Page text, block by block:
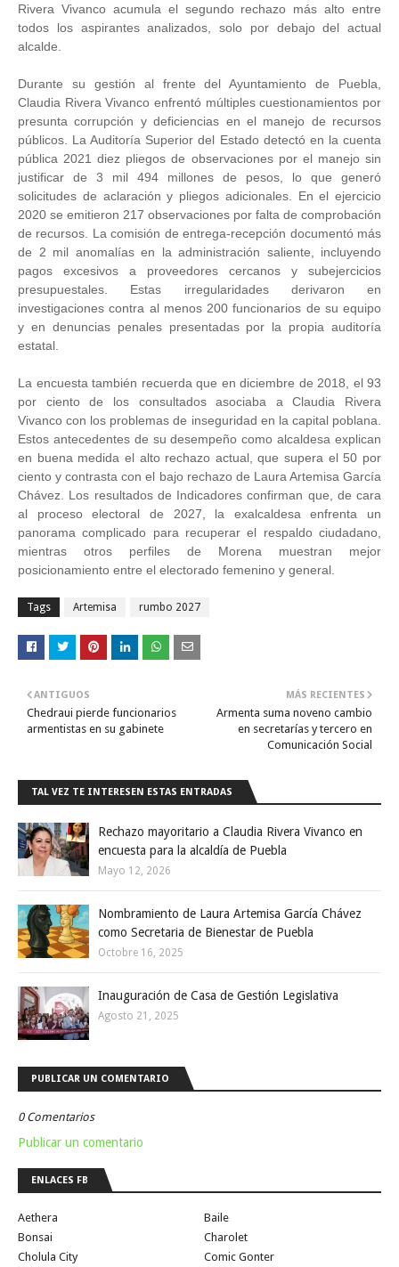
Rivera Vivanco acumula el segundo rechazo más alto entre
todos los aspirantes analizados, solo por debajo del actual
alcalde.
Durante su gestión al frente del Ayuntamiento de Puebla,
Claudia Rivera Vivanco enfrentó múltiples cuestionamientos por
presunta corrupción y deficiencias en el manejo de recursos
públicos. La Auditoría Superior del Estado detectó en la cuenta
pública 2021 diez pliegos de observaciones por el manejo sin
justificar de 3 mil 494 millones de pesos, lo que generó
solicitudes de aclaración y pliegos adicionales. En el ejercicio
2020 se emitieron 217 observaciones por falta de comprobación
de recursos. La comisión de entrega-recepción documentó más
de 2 mil anomalías en la administración saliente, incluyendo
pagos excesivos a proveedores cercanos y subejercicios
presupuestales. Estas irregularidades derivaron en
investigaciones contra al menos 200 funcionarios de su equipo
y en denuncias penales presentadas por la propia auditoría
estatal.
La encuesta también recuerda que en diciembre de 2018, el 93
por ciento de los consultados asociaba a Claudia Rivera
Vivanco con los problemas de inseguridad en la capital poblana.
Estos antecedentes de su desempeño como alcaldesa explican
en buena medida el alto rechazo actual, que supera el 50 por
ciento y contrasta con el bajo rechazo de Laura Artemisa García
Chávez. Los resultados de Indicadores confirman que, de cara
al proceso electoral de 2027, la exalcaldesa enfrenta un
panorama complicado para recuperar el respaldo ciudadano,
mientras otros perfiles de Morena muestran mejor
posicionamiento entre el electorado femenino y general.
Tags Artemisa rumbo 2027
MÁS RECIENTES
Armenta suma noveno cambio
en secretarías y tercero en
Comunicación Social
ANTIGUOS
Chedraui pierde funcionarios
armentistas en su gabinete
TAL VEZ TE INTERESEN ESTAS ENTRADAS
Rechazo mayoritario a Claudia Rivera Vivanco en
encuesta para la alcaldía de Puebla
Mayo 12, 2026
Nombramiento de Laura Artemisa García Chávez
como Secretaria de Bienestar de Puebla
Octobre 16, 2025
Inauguración de Casa de Gestión Legislativa
Agosto 21, 2025
PUBLICAR UN COMENTARIO
0 Comentarios
Publicar un comentario
ENLACES FB
Aethera
Baile
Bonsai
Charolet
Cholula City
Comic Gonter